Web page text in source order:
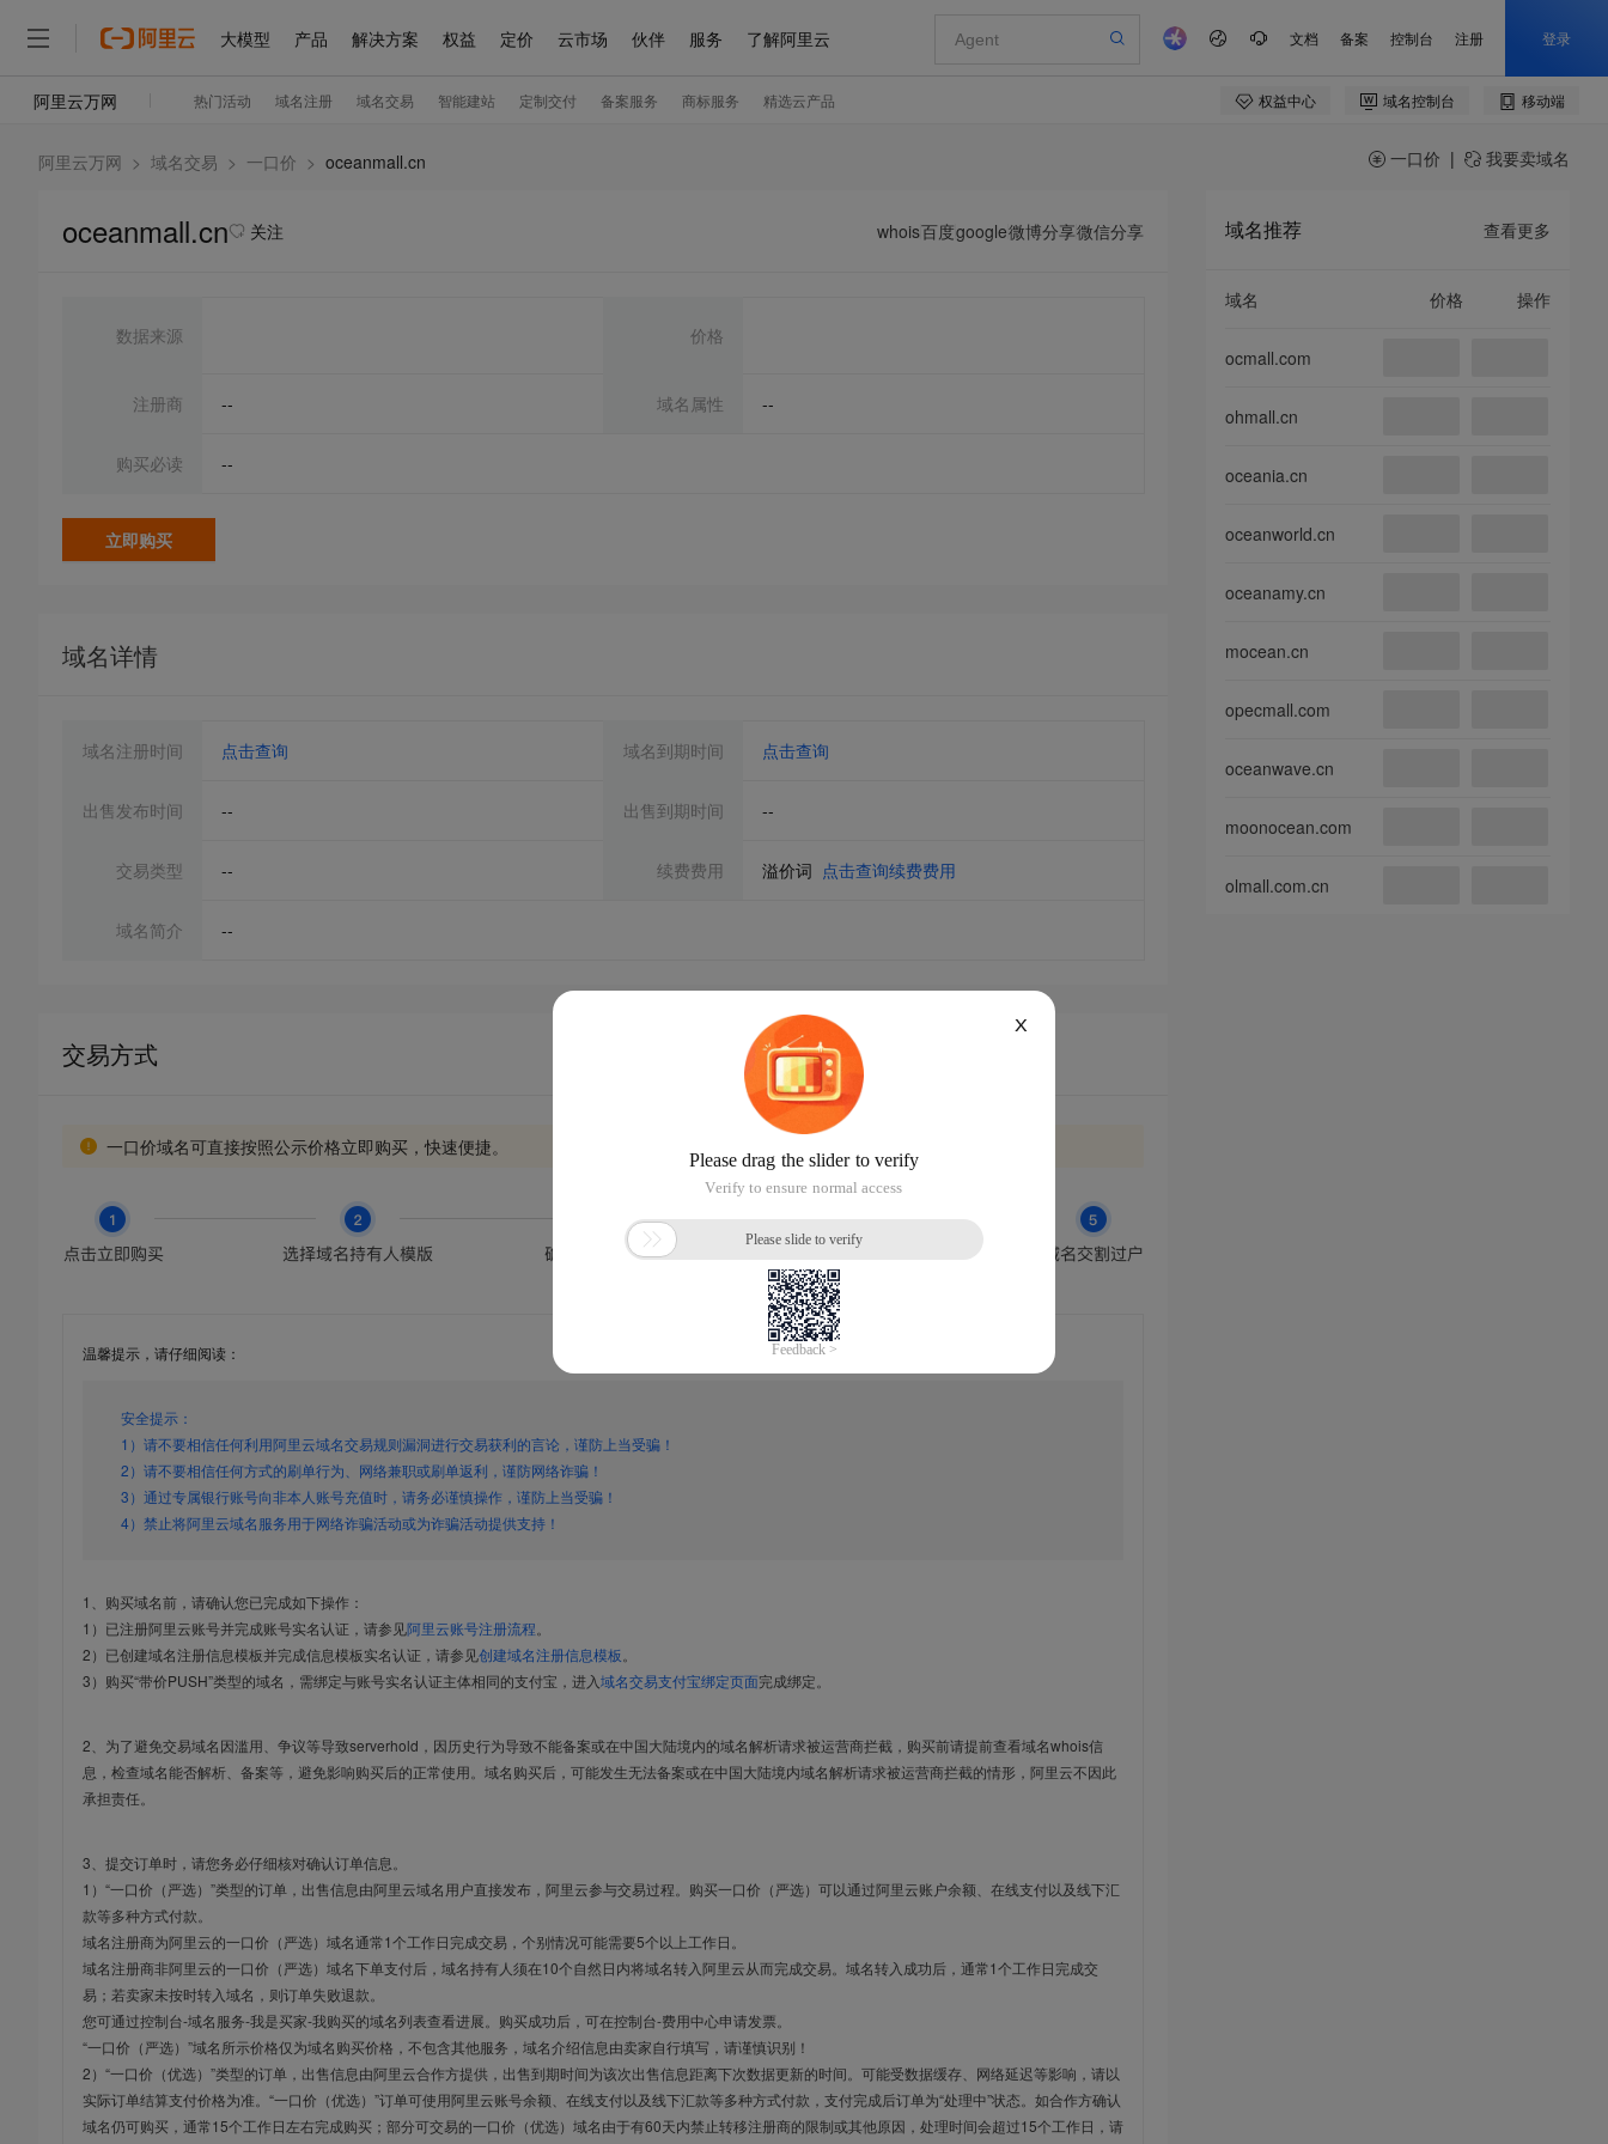
阿里云万网 > 域名交易 > 一口价 > oceanmall.cn 一口价 | 我要卖域名
oceanmall.cn 关注 whois百度google微博分享微信分享
数据来源 价格
注册商 -- 域名属性 --
购买必读 --
立即购买
域名详情
域名注册时间 点击查询 域名到期时间 点击查询
出售发布时间 -- 出售到期时间 --
交易类型 -- 续费费用 溢价词 点击查询续费费用
域名简介 --
交易方式
一口价域名可直接按照公示价格立即购买，快速便捷。
温馨提示，请仔细阅读：
安全提示：
1）请不要相信任何利用阿里云域名交易规则漏洞进行交易获利的言论，谨防上当受骗！
2）请不要相信任何方式的刷单行为、网络兼职或刷单返利，谨防网络诈骗！
3）通过专属银行账号向非本人账号充值时，请务必谨慎操作，谨防上当受骗！
4）禁止将阿里云域名服务用于网络诈骗活动或为诈骗活动提供支持！
1、购买域名前，请确认您已完成如下操作：
1）已注册阿里云账号并完成账号实名认证，请参见阿里云账号注册流程
2）已创建域名注册信息模板并完成信息模板实名认证，请参见创建域名注册信息模板
3）购买“带价PUSH”类型的域名，需绑定与账号实名认证主体相同的支付宝，进入域名交易支付宝绑定页面完成绑定。
2、为了避免交易域名因滥用、争议等导致serverhold，因历史行为导致不能备案或在中国大陆境内的域名解析请求被运营商拦截，购买前请提前查看域名whois信
息，检查域名能否解析、备案等，避免影响购买后的正常使用。域名购买后，可能发生无法备案或在中国大陆境内域名解析请求被运营商拦截的情形，阿里云不因此
承担责任。
3、提交订单时，请您务必仔细核对确认订单信息。
1）“一口价（严选）”类型的订单，出售信息由阿里云域名用户直接发布，阿里云参与交易过程。购买一口价（严选）可以通过阿里云账户余额、在线支付以及线下汇
款等多种方式付款。
域名注册商为阿里云的一口价（严选）域名通常1个工作日完成交易，个别情况可能需要5个以上工作日。
域名注册商非阿里云的一口价（严选）域名下单支付后，域名持有人须在10个自然日内将域名转入阿里云从而完成交易。域名转入成功后，通常1个工作日完成交
易；若卖家未按时转入域名，则订单失败退款。
您可通过控制台-域名服务-我是买家-我购买的域名列表查看进展。购买成功后，可在控制台-费用中心申请发票。
“一口价（严选）”域名所示价格仅为域名购买价格，不包含其他服务，域名介绍信息由卖家自行填写，请谨慎识别！
2）“一口价（优选）”类型的订单，出售信息由阿里云合作方提供，出售到期时间为该次出售信息距离下次数据更新的时间。可能受数据缓存、网络延迟等影响，请以
实际订单结算支付价格为准。“一口价（优选）”订单可使用阿里云账号余额、在线支付以及线下汇款等多种方式付款，支付完成后订单为“处理中”状态。如合作方确认
域名仍可购买，通常15个工作日左右完成购买；部分可交易的一口价（优选）域名由于有60天内禁止转移注册商的限制或其他原因，处理时间会超过15个工作日，请
域名推荐 查看更多
域名 价格 操作
ocmall.com
ohmall.cn
oceania.cn
oceanworld.cn
oceanamy.cn
mocean.cn
opecmall.com
oceanwave.cn
moonocean.com
olmall.com.cn
X